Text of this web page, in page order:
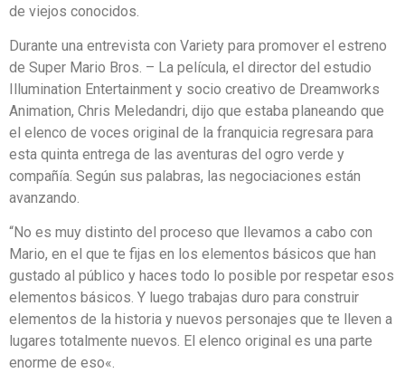
de viejos conocidos.
Durante una entrevista con Variety para promover el estreno
de Super Mario Bros. – La película, el director del estudio
Illumination Entertainment y socio creativo de Dreamworks
Animation, Chris Meledandri, dijo que estaba planeando que
el elenco de voces original de la franquicia regresara para
esta quinta entrega de las aventuras del ogro verde y
compañía. Según sus palabras, las negociaciones están
avanzando.
“No es muy distinto del proceso que llevamos a cabo con
Mario, en el que te fijas en los elementos básicos que han
gustado al público y haces todo lo posible por respetar esos
elementos básicos. Y luego trabajas duro para construir
elementos de la historia y nuevos personajes que te lleven a
lugares totalmente nuevos. El elenco original es una parte
enorme de eso«.